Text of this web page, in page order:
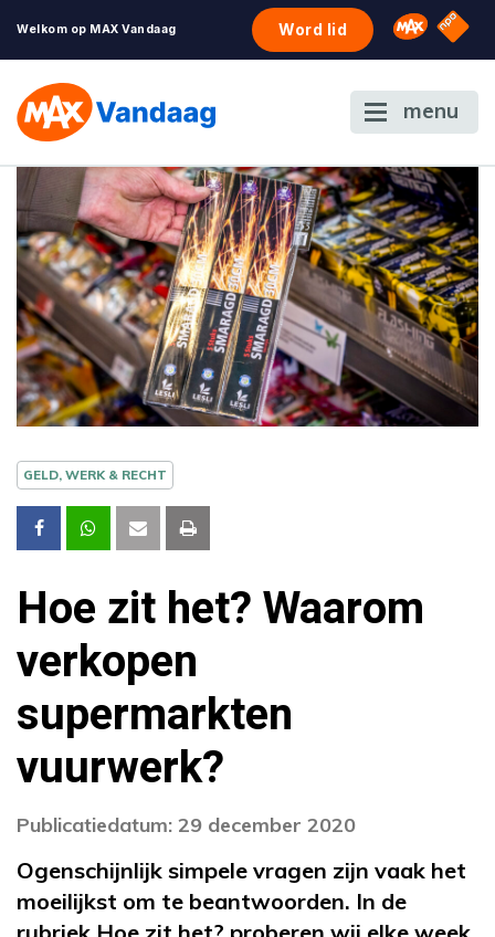
Welkom op MAX Vandaag Word lid Omroep
NPO
menu
GELD, WERK & RECHT
Hoe zit het? Waarom
verkopen
supermarkten
vuurwerk?
Publicatiedatum: 29 december 2020
Ogenschijnlijk simpele vragen zijn vaak het
moeilijkst om te beantwoorden. In de